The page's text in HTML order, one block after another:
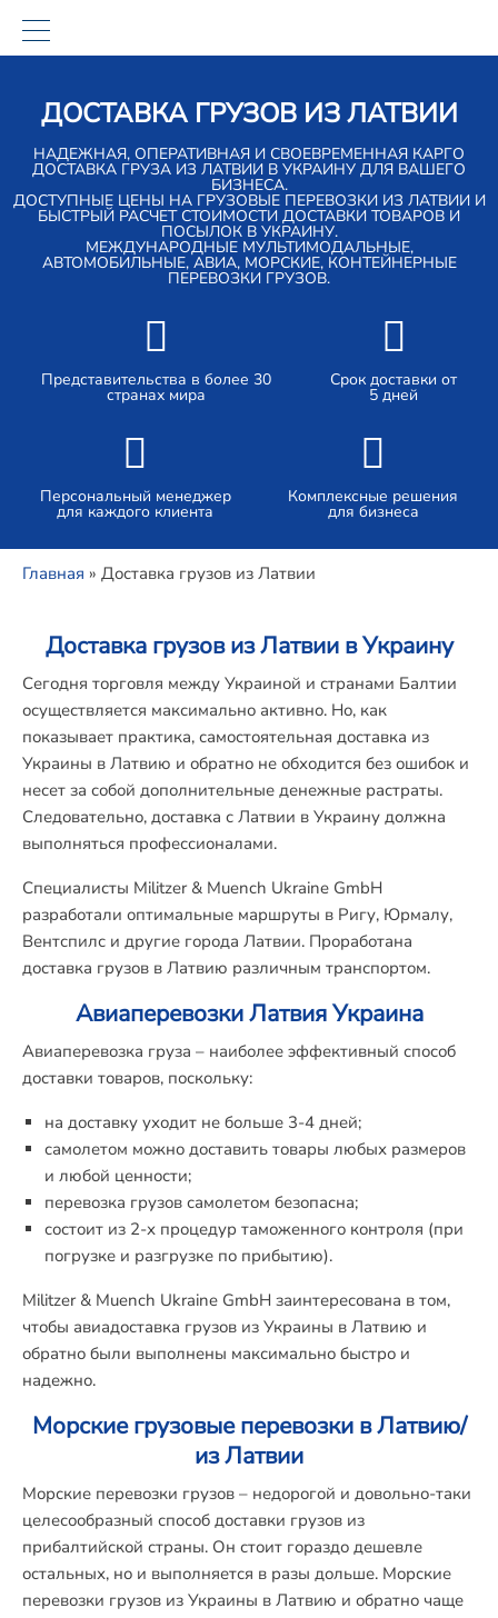
ДОСТАВКА ГРУЗОВ ИЗ ЛАТВИИ
НАДЕЖНАЯ, ОПЕРАТИВНАЯ И СВОЕВРЕМЕННАЯ КАРГО
ДОСТАВКА ГРУЗА ИЗ ЛАТВИИ В УКРАИНУ ДЛЯ ВАШЕГО
БИЗНЕСА.
ДОСТУПНЫЕ ЦЕНЫ НА ГРУЗОВЫЕ ПЕРЕВОЗКИ ИЗ ЛАТВИИ И
БЫСТРЫЙ РАСЧЕТ СТОИМОСТИ ДОСТАВКИ ТОВАРОВ И
ПОСЫЛОК В УКРАИНУ.
МЕЖДУНАРОДНЫЕ МУЛЬТИМОДАЛЬНЫЕ,
АВТОМОБИЛЬНЫЕ, АВИА, МОРСКИЕ, КОНТЕЙНЕРНЫЕ
ПЕРЕВОЗКИ ГРУЗОВ.
Представительства в более 30
странах мира
Срок доставки от
5 дней
Персональный менеджер
для каждого клиента
Комплексные решения
для бизнеса
Главная » Доставка грузов из Латвии
Доставка грузов из Латвии в Украину
Сегодня торговля между Украиной и странами Балтии
осуществляется максимально активно. Но, как
показывает практика, самостоятельная доставка из
Украины в Латвию и обратно не обходится без ошибок и
несет за собой дополнительные денежные растраты.
Следовательно, доставка с Латвии в Украину должна
выполняться профессионалами.
Специалисты Militzer & Muench Ukraine GmbH
разработали оптимальные маршруты в Ригу, Юрмалу,
Вентспилс и другие города Латвии. Проработана
доставка грузов в Латвию различным транспортом.
Авиаперевозки Латвия Украина
Авиаперевозка груза – наиболее эффективный способ
доставки товаров, поскольку:
на доставку уходит не больше 3-4 дней;
самолетом можно доставить товары любых размеров
и любой ценности;
перевозка грузов самолетом безопасна;
состоит из 2-х процедур таможенного контроля (при
погрузке и разгрузке по прибытию).
Militzer & Muench Ukraine GmbH заинтересована в том,
чтобы авиадоставка грузов из Украины в Латвию и
обратно были выполнены максимально быстро и
надежно.
Морские грузовые перевозки в Латвию/
из Латвии
Морские перевозки грузов – недорогой и довольно-таки
целесообразный способ доставки грузов из
прибалтийской страны. Он стоит гораздо дешевле
остальных, но и выполняется в разы дольше. Морские
перевозки грузов из Украины в Латвию и обратно чаще